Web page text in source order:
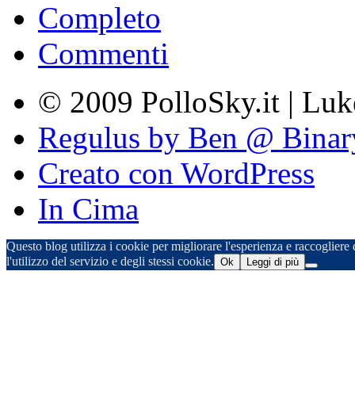
Completo
Commenti
© 2009 PolloSky.it |
Regulus by Ben @
Creato con WordPress
In Cima
Questo blog utilizza i cookie per migliorare l'esperienza e
l'utilizzo del servizio e degli stessi cookie. Ok Leggi di più